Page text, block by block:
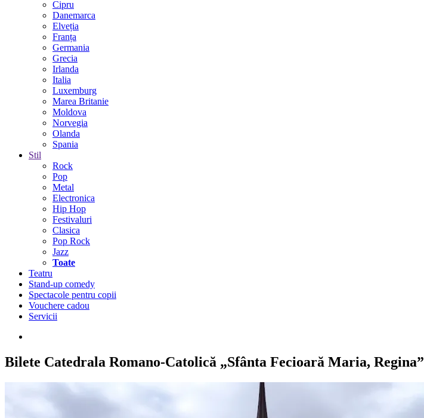
Cipru
Danemarca
Elveția
Franța
Germania
Grecia
Irlanda
Italia
Luxemburg
Marea Britanie
Moldova
Norvegia
Olanda
Spania
Stil
Rock
Pop
Metal
Electronica
Hip Hop
Festivaluri
Clasica
Pop Rock
Jazz
Toate
Teatru
Stand-up comedy
Spectacole pentru copii
Vouchere cadou
Servicii
Bilete Catedrala Romano-Catolică „Sfânta Fecioară Maria, Regina”